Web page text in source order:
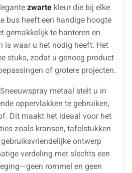
zwarte kleur die bij elke
bus heeft een handige hoogte
gemakkelijk te hanteren en
is waar u het nodig heeft. Het
stuks, zodat u genoeg product
of grotere projecten.
metaal stelt u in
oppervlakken te gebruiken,
Dit maakt het ideaal voor het
zoals kransen, tafelstukken
ontwerp
verdeling met slechts een
rommel en geen